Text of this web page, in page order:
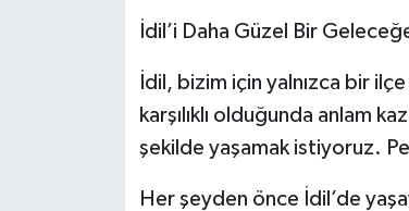
İdil’i Daha Güzel Bir
İdil, bizim için yalnızca bir
karşılıklı olduğunda anlam
şekilde yaşamak istiyoruz.
Her şeyden önce İdil’de